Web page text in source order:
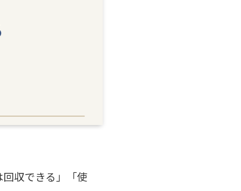
収できる」「使